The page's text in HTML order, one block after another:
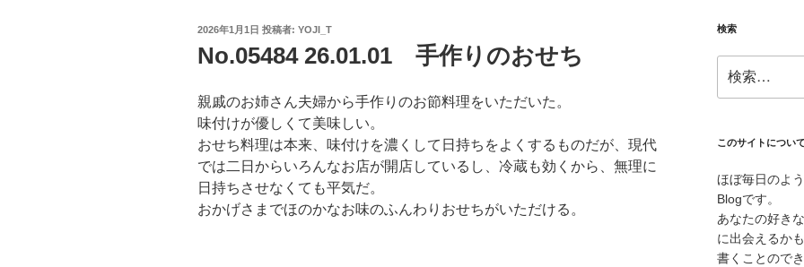
投
日:
2026年1月1日 投稿者: YOJI_T
No.05484 26.01.01 手作りのおせち
親戚のお姉さん夫婦から手作りのお節料理をいただいた。
味付けが優しくて美味しい。
おせち料理は本来、味付けを濃くして日持ちをよくするものだが、現代
では二日からいろんなお店が開店しているし、冷蔵も効くから、無理に
日持ちさせなくても平気だ。
おかげさまでほのかなお味のふんわりおせちがいただける。
検索
索:
このサイトについて
ほぼ毎日のよ
Blogです。
あなたの好き
に出会えるか
書くことので